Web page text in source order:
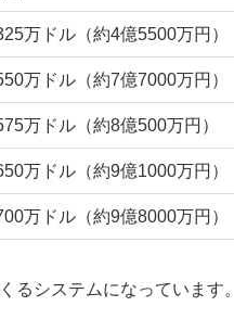
万ドル（約4億5500万円）
万ドル（約7億7000万円）
万ドル（約8億500万円）
万ドル（約9億1000万円）
万ドル（約9億8000万円）
るシステムになっています。